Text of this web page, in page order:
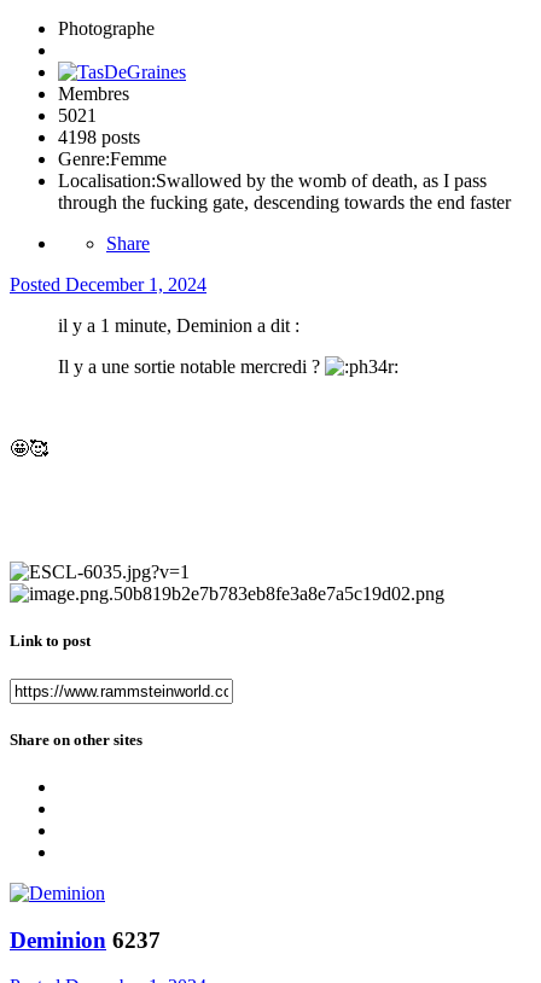
Photographe
Membres
5021
4198 posts
Genre:Femme
Localisation:Swallowed by the womb of death, as I pass
through the fucking gate, descending towards the end faster
Share
Posted December 1, 2024
il y a 1 minute, Deminion a dit :
Il y a une sortie notable mercredi ?
🤩🥰
Link to post
Share on other sites
Deminion 6237